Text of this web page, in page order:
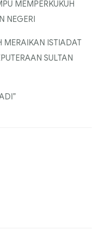
MEMPERKUKUH
NEGERI
MERAIKAN ISTIADAT
SULTAN